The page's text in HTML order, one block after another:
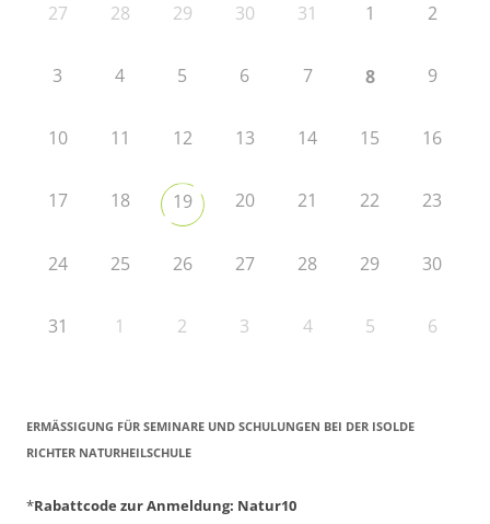
27 28 29 30 31 1 2
3 4 5 6 7 8 9
10 11 12 13 14 15 16
17 18 19 20 21 22 23
24 25 26 27 28 29 30
31 1 2 3 4 5 6
ERMÄSSIGUNG FÜR SEMINARE UND SCHULUNGEN BEI DER ISOLDE R
ICHTER NATURHEILSCHULE
*Rabattcode zur Anmeldung: Natur10